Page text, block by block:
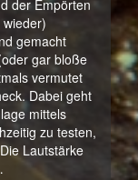
der Empörten
gemacht
gar bloße
vermutet
Dabei geht
mittels
zu testen,
Lautstärke